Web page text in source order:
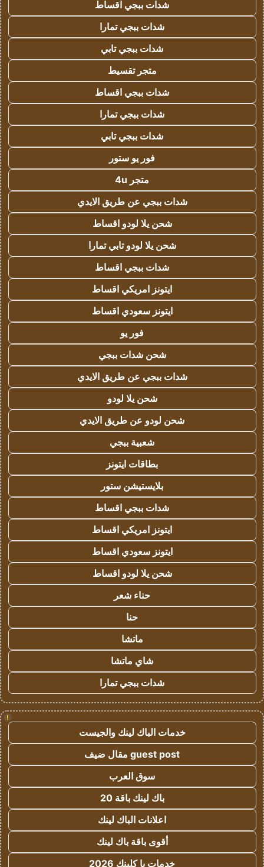
شدات ببجي اقساط
شدات ببجي تمارا
شدات ببجي تابي
متجر تقسيط
شدات ببجي اقساط
شدات ببجي تمارا
شدات ببجي تابي
فور يو ستور
متجر 4u
شدات ببجي عن طريق الايدي
شحن يلا لودو اقساط
شحن يلا لودو تابي تمارا
شدات ببجي اقساط
ايتونز امريكي اقساط
ايتونز سعودي اقساط
فور يو
شحن شدات ببجي
شدات ببجي عن طريق الايدي
شحن يلا لودو
شحن لودو عن طريق الايدي
شعبية ببجي
بطاقات ايتونز
بلايستيشن ستور
شدات ببجي اقساط
ايتونز امريكي اقساط
ايتونز سعودي اقساط
شحن يلا لودو اقساط
حناء شعر
حنا
ماتشا
شاي ماتشا
شدات ببجي تمارا
!
خدمات الباك لينك والجيست
guest post مقال ضيف
سوق العرب
باك لينك باقة 20
اعلانات الباك لينك
أقوى باقة باك لينك
خدمات با كلينك 2026